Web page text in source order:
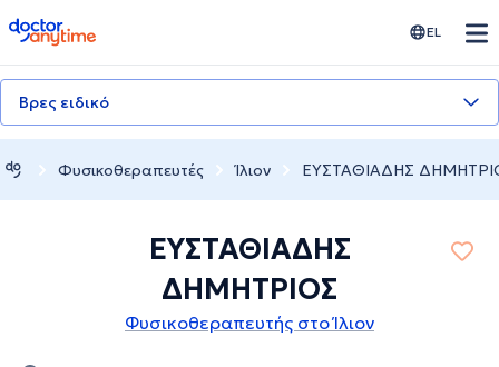
doctoranytime EL
Βρες ειδικό
Φυσικοθεραπευτές Ίλιον ΕΥΣΤΑΘΙΑΔΗΣ
ΕΥΣΤΑΘΙΑΔΗΣ
ΔΗΜΗΤΡΙΟΣ
Φυσικοθεραπευτής στο Ίλιον